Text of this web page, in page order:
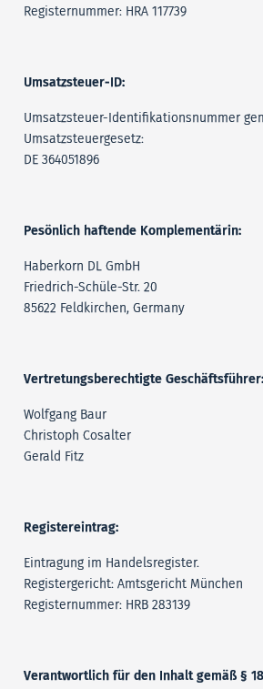
Registernummer: HRA 117739
Umsatzsteuer-ID:
Umsatzsteuer-Identifikationsnummer
Umsatzsteuergesetz:
DE 364051896
Pesönlich haftende Komplementärin:
Haberkorn DL GmbH
Friedrich-Schüle-Str. 20
85622 Feldkirchen, Germany
Vertretungsberechtigte Geschäftsführer:
Wolfgang Baur
Christoph Cosalter
Gerald Fitz
Registereintrag:
Eintragung im Handelsregister.
Registergericht: Amtsgericht München
Registernummer: HRB 283139
Verantwortlich für den Inhalt gemäß § 18